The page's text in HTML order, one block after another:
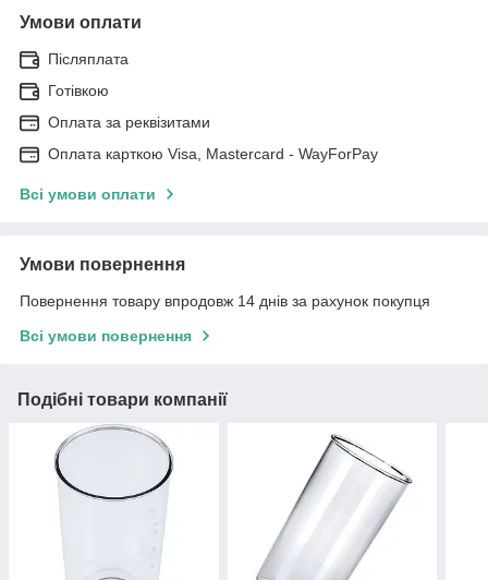
Умови оплати
Післяплата
Готівкою
Оплата за реквізитами
Оплата карткою Visa, Mastercard - WayForPay
Всі умови оплати
Умови повернення
Повернення товару впродовж 14 днів за рахунок покупця
Всі умови повернення
Подібні товари компанії